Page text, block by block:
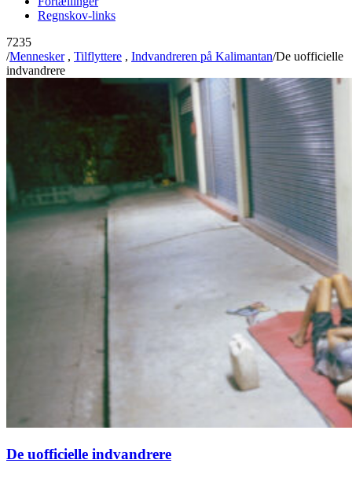
Regnskov-links
7235
/Mennesker, Tilflyttere , Indvandreren på Kalimantan/De uofficielle
indvandrere
De uofficielle indvandrere